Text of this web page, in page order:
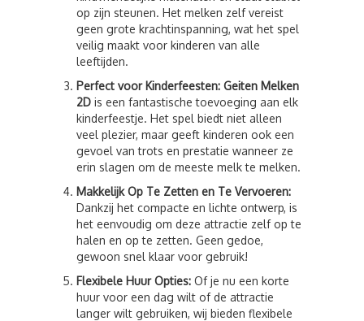
op zijn steunen. Het melken zelf vereist
geen grote krachtinspanning, wat het spel
veilig maakt voor kinderen van alle
leeftijden.
Perfect voor Kinderfeesten: Geiten Melken
2D is een fantastische toevoeging aan elk
kinderfeestje. Het spel biedt niet alleen
veel plezier, maar geeft kinderen ook een
gevoel van trots en prestatie wanneer ze
erin slagen om de meeste melk te melken.
Makkelijk Op Te Zetten en Te Vervoeren:
Dankzij het compacte en lichte ontwerp, is
het eenvoudig om deze attractie zelf op te
halen en op te zetten. Geen gedoe,
gewoon snel klaar voor gebruik!
Flexibele Huur Opties: Of je nu een korte
huur voor een dag wilt of de attractie
langer wilt gebruiken, wij bieden flexibele